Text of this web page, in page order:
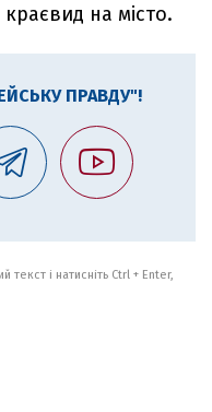
на місто.
ПРАВДУ"!
текст і натисніть Ctrl + Enter,